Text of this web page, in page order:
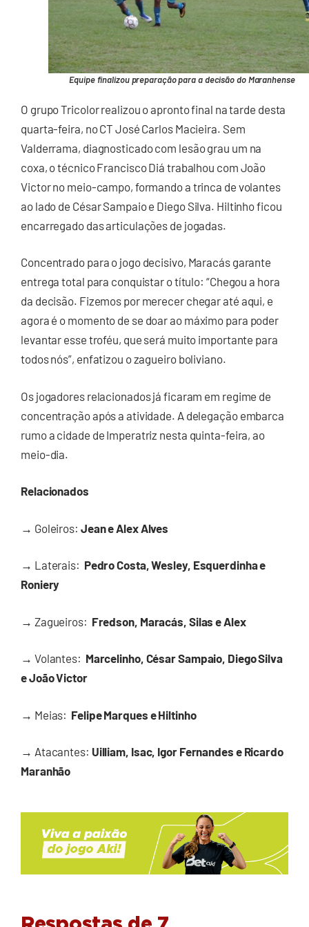
Equipe finalizou preparação para a decisão do Maranhense
O grupo Tricolor realizou o apronto final na tarde desta
quarta-feira, no CT José Carlos Macieira. Sem
Valderrama, diagnosticado com lesão grau um na
coxa, o técnico Francisco Diá trabalhou com João
Victor no meio-campo, formando a trinca de volantes
ao lado de César Sampaio e Diego Silva. Hiltinho ficou
encarregado das articulações de jogadas.
Concentrado para o jogo decisivo, Maracás garante
entrega total para conquistar o título: “Chegou a hora
da decisão. Fizemos por merecer chegar até aqui, e
agora é o momento de se doar ao máximo para poder
levantar esse troféu, que será muito importante para
todos nós”, enfatizou o zagueiro boliviano.
Os jogadores relacionados já ficaram em regime de
concentração após a atividade. A delegação embarca
rumo a cidade de Imperatriz nesta quinta-feira, ao
meio-dia.
Relacionados
→ Goleiros: Jean e Alex Alves
→ Laterais: Pedro Costa, Wesley, Esquerdinha e
Roniery
→ Zagueiros: Fredson, Maracás, Silas e Alex
→ Volantes: Marcelinho, César Sampaio, Diego Silva
e João Victor
→ Meias: Felipe Marques e Hiltinho
→ Atacantes: Uilliam, Isac, Igor Fernandes e Ricardo
Maranhão